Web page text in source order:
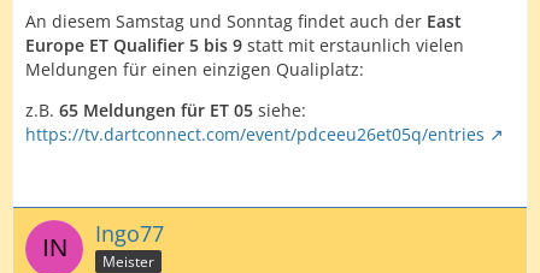
An diesem Samstag und Sonntag findet auch der East
Europe ET Qualifier 5 bis 9 statt mit erstaunlich vielen
Meldungen für einen einzigen Qualiplatz:
z.B. 65 Meldungen für ET 05 siehe:
https://tv.dartconnect.com/event/pdceeu26et05q/entries
Ingo77
Meister